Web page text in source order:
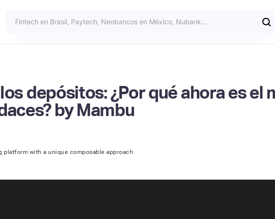
depósitos: ¿Por qué ahora es el
by Mambu
platform with a unique composable approach